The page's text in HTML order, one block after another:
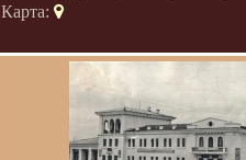
Карта: